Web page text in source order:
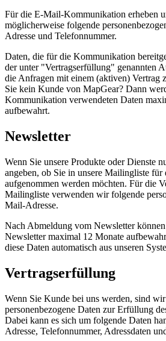
Für die E-Mail-Kommunikation erheben
möglicherweise folgende
Adresse und Telefonnummer.
Daten, die für die Kommunikation
der unter "Vertragserfüllung" genannten
die Anfragen mit einem (aktiven) Vertrag
Sie kein Kunde von MapGear? Dann
Kommunikation verwendeten Daten
aufbewahrt.
Newsletter
Wenn Sie unsere Produkte oder Dienste
angeben, ob Sie in unsere Mailingliste für
aufgenommen werden möchten. Für die
Mailingliste verwenden wir folgende
Mail-Adresse.
Nach Abmeldung vom Newsletter
Newsletter maximal 12 Monate
diese Daten automatisch aus unseren
Vertragserfüllung
Wenn Sie Kunde bei uns werden, sind
personenbezogene Daten zur Erfüllung
Dabei kann es sich um folgende Daten
Adresse, Telefonnummer, Adressdaten